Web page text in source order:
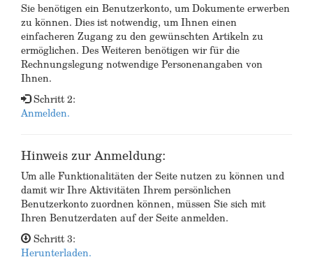
Sie benötigen ein Benutzerkonto, um Dokumente erwerben
zu können. Dies ist notwendig, um Ihnen einen
einfacheren Zugang zu den gewünschten Artikeln zu
ermöglichen. Des Weiteren benötigen wir für die
Rechnungslegung notwendige Personenangaben von
Ihnen.
Schritt 2:
Anmelden.
Hinweis zur Anmeldung:
Um alle Funktionalitäten der Seite nutzen zu können und
damit wir Ihre Aktivitäten Ihrem persönlichen
Benutzerkonto zuordnen können, müssen Sie sich mit
Ihren Benutzerdaten auf der Seite anmelden.
Schritt 3:
Herunterladen.